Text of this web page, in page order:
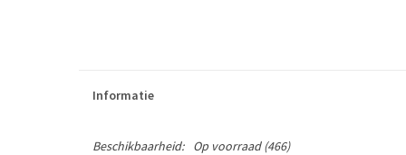
Informatie
Beschikbaarheid: Op voorraad(466)